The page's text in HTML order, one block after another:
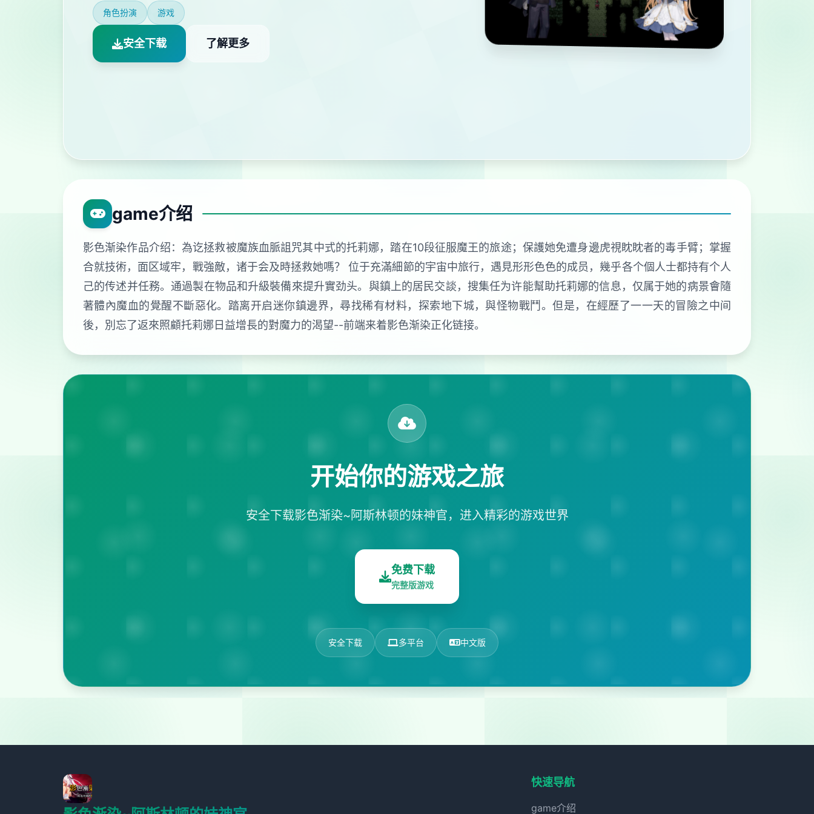
角色扮演 游戏
安全下载 了解更多
game介绍
影色渐染作品介绍：為讫拯救被魔族血脈詛咒其中式的托莉娜，踏在10段征服魔王的旅途；保護她免遭身邊虎視眈眈者的毒手臂；掌握
合就技術，面区域牢，戰強敵，诸于会及時拯救她嗎？ 位于充滿細節的宇宙中旅行，遇見形形色色的成员，幾乎各个個人士都持有个人
己的传述并任務。通過製在物品和升級裝備來提升實劲头。與鎮上的居民交談，搜集任为许能幫助托莉娜的信息，仅属于她的病景會隨
著體內魔血的覺醒不斷惡化。踏离开启迷你鎮邊界，尋找稀有材料，探索地下城，與怪物戰鬥。但是，在經歷了一一天的冒險之中间
後，別忘了返來照顧托莉娜日益增長的對魔力的渴望--前端来着影色渐染正化链接。
开始你的游戏之旅
安全下载影色渐染~阿斯林顿的妹神官，进入精彩的游戏世界
免费下载
完整版游戏
安全下载 多平台 中文版
快速导航
game介绍